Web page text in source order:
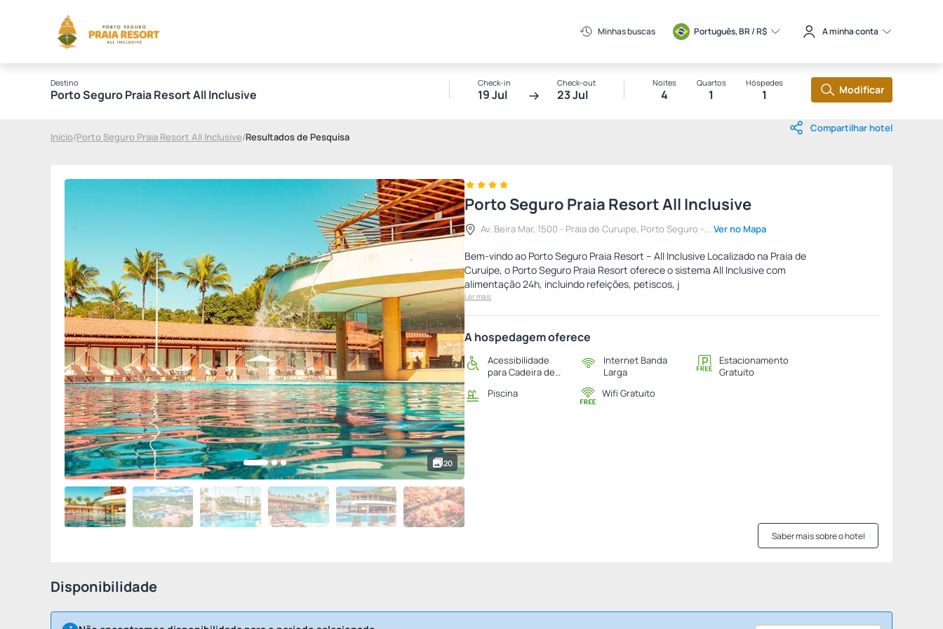
Minhas buscas Português, BR / R$ A minha conta
Destino
Porto Seguro Praia Resort All Inclusive
Check-in
19 Jul
Check-out
23 Jul
Noites
4
Quartos
1
Hóspedes
1 Modificar
Início/Porto Seguro Praia Resort All Inclusive/Resultados de Pesquisa
Compartilhar hotel
20
Porto Seguro Praia Resort All Inclusive
Av. Beira Mar, 1500 - Praia de Curuipe, Porto Seguro -... Ver no Mapa
Bem-vindo ao Porto Seguro Praia Resort – All Inclusive Localizado na Praia de
Curuípe, o Porto Seguro Praia Resort oferece o sistema All Inclusive com
alimentação 24h, incluindo refeições, petiscos, j
Ler mais
A hospedagem oferece
Acessibilidade
para Cadeira de
Internet Banda
Larga
Estacionamento
Gratuito
Piscina
Wifi Gratuito
Saber mais sobre o hotel
Disponibilidade